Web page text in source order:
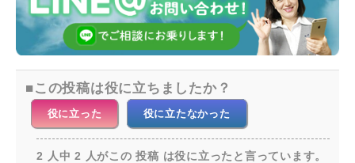
この投稿は役に立ちましたか？
役に立った 役に立たなかった
2 人中 2 人がこの 投稿 は役に立ったと言っています。